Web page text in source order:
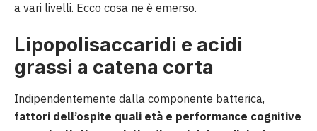
a vari livelli. Ecco cosa ne è emerso.
Lipopolisaccaridi e acidi
grassi a catena corta
Indipendentemente dalla componente batterica,
fattori dell’ospite quali età e performance cognitive